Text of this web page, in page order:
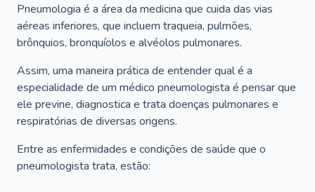
Pneumologia é a área da medicina que cuida das vias
aéreas inferiores, que incluem traqueia, pulmões,
brônquios, bronquíolos e alvéolos pulmonares.
Assim, uma maneira prática de entender qual é a
especialidade de um médico pneumologista é pensar que
ele previne, diagnostica e trata doenças pulmonares e
respiratórias de diversas origens.
Entre as enfermidades e condições de saúde que o
pneumologista trata, estão: